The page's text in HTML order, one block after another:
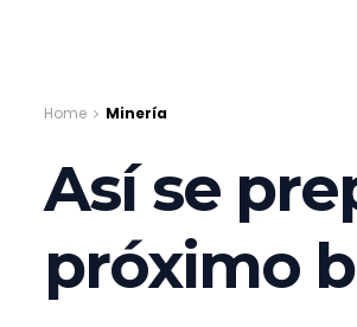
Home Minería
Así se
próximo